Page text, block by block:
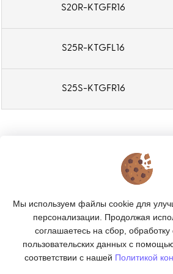
S20R-KTGFR16
S25R-KTGFL16
S25S-KTGFR16
КАТАЛОГ
ПОДПИСКА
Мы используем файлы cookie для
персонализации. Продолжая
соглашаетесь на сбор,
пользовательских данных с
соответствии с нашей Политикой